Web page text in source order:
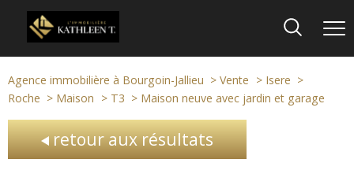
Agence immobilière à Bourgoin-Jallieu Vente
Isere
Roche
Maison T3 Maison neuve avec jardin et garage
retour aux résultats